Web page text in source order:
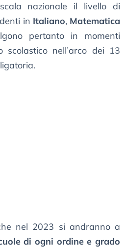
nazionale il livello di
in Italiano, Matematica
pertanto in momenti
scolastico nell’arco dei 13
nel 2023 si andranno a
di ogni ordine e grado